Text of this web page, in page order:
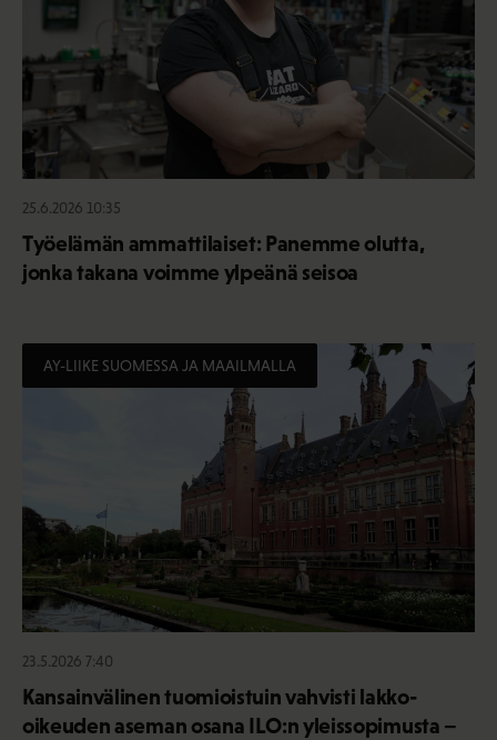
25.6.2026 10:35
Työelämän ammattilaiset: Panemme olutta,
jonka takana voimme ylpeänä seisoa
AY-LIIKE SUOMESSA JA MAAILMALLA
23.5.2026 7:40
Kansainvälinen tuomioistuin vahvisti lakko-
oikeuden aseman osana ILO:n yleissopimusta –